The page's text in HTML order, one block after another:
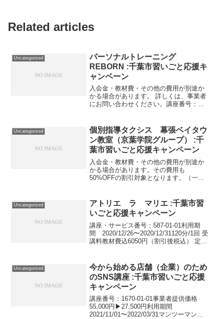
Related articles
Uncategorized
パーソナルトレーニング
REBORN :千葉市習いごと応援キ
ャンペーン
入会金・教材費・その他の費用が別途か
かる場合があります。 詳しくは、事業者
にお問い合わせください。講座番号：
2022/03/3130分パーソナル...
Uncategorized
個別指導タクシス 幕張ベイタウ
ン教室（京葉学院グループ） :千
葉市習いごと応援キャンペーン
入会金・教材費・その他の費用が別途か
かる場合があります。その費用も
50%OFFの割引対象となります。（一部
17-01事業者提供価格22,550円▶11,275円
利用...
Uncategorized
アトリエ ラ マリエ :千葉市習
いごと応援キャンペーン
講座・サービス番号：587-01-01利用期
間 2020/12/26〜2020/12/31120分/1回 受
講料教材費込6050円（割引後税込） 定員
ださい。講座・サ...
Uncategorized
今から始める店舗（企業）のため
のSNS講座 :千葉市習いごと応援
キャンペーン
講座番号：1670-01-01事業者提供価格
55,000円▶27,500円利用期間
2021/11/01〜2022/03/31マンツーマン